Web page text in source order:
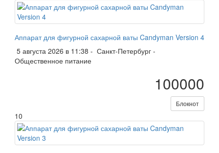
Аппарат для фигурной сахарной ваты Candyman Version 4
5 августа 2026 в 11:38 - Санкт-Петербург -
Общественное питание
100000
Блокнот
10